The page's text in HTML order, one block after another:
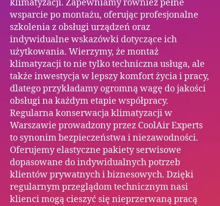
klimatyzacji. Zapewniamy również pełne
wsparcie po montażu, oferując profesjonalne
szkolenia z obsługi urządzeń oraz
indywidualne wskazówki dotyczące ich
użytkowania. Wierzymy, że montaż
klimatyzacji to nie tylko techniczna usługa, ale
także inwestycja w lepszy komfort życia i pracy,
dlatego przykładamy ogromną wagę do jakości
obsługi na każdym etapie współpracy.
Regularna konserwacja klimatyzacji w
Warszawie prowadzony przez CoolAir Experts
to synonim bezpieczeństwa i niezawodności.
Oferujemy elastyczne pakiety serwisowe
dopasowane do indywidualnych potrzeb
klientów prywatnych i biznesowych. Dzięki
regularnym przeglądom technicznym nasi
klienci mogą cieszyć się nieprzerwaną pracą